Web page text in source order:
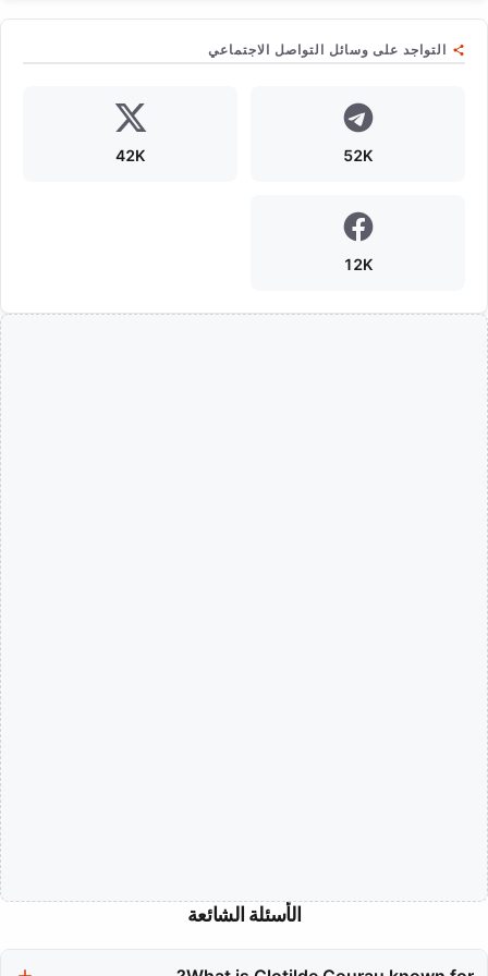
التواجد على وسائل التواصل الاجتماعي
52K
42K
12K
الأسئلة الشائعة